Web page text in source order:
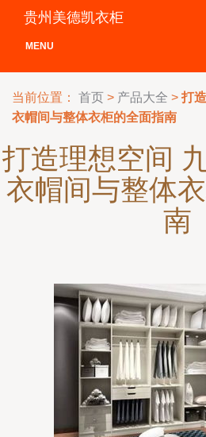
贵州美德凯衣柜
MENU
当前位置： 首页 > 产品大全 > 打
衣帽间与整体衣柜的全面指南
打造理想空间
衣帽间与整体
南